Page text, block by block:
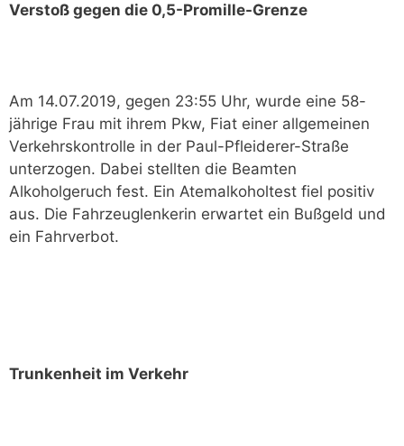
Verstoß gegen die 0,5-Promille-Grenze
Am 14.07.2019, gegen 23:55 Uhr, wurde eine 58-
jährige Frau mit ihrem Pkw, Fiat einer allgemeinen
Verkehrskontrolle in der Paul-Pfleiderer-Straße
unterzogen. Dabei stellten die Beamten
Alkoholgeruch fest. Ein Atemalkoholtest fiel positiv
aus. Die Fahrzeuglenkerin erwartet ein Bußgeld und
ein Fahrverbot.
Trunkenheit im Verkehr